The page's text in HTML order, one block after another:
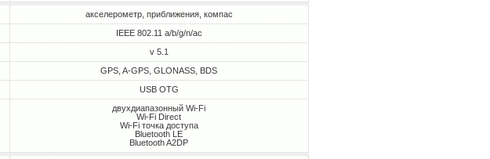
акселерометр, приближения, компас
IEEE 802.11 a/b/g/n/ac
v 5.1
GPS, A-GPS, GLONASS, BDS
USB OTG
двухдиапазонный Wi-Fi
Wi-Fi Direct
Wi-Fi точка доступа
Bluetooth LE
Bluetooth A2DP